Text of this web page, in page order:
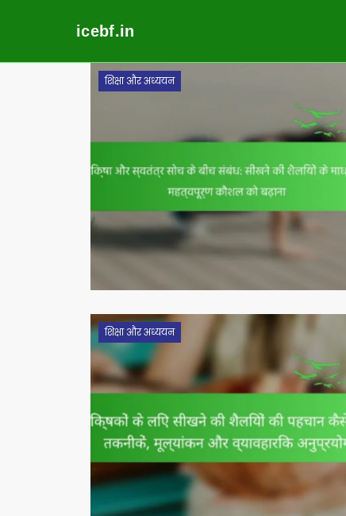
icebf.in
शिक्षा और अध्ययन
शिक्षा और अध्ययन